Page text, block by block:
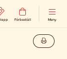
Förbeställ Meny